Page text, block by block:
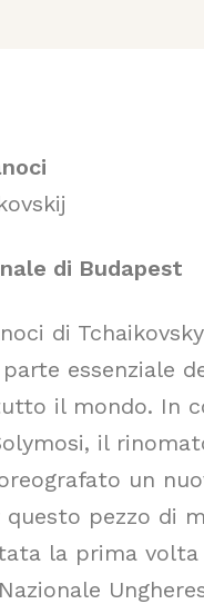
di Budapest
di
essenziale
il mondo. In
il
un
pezzo di
la prima